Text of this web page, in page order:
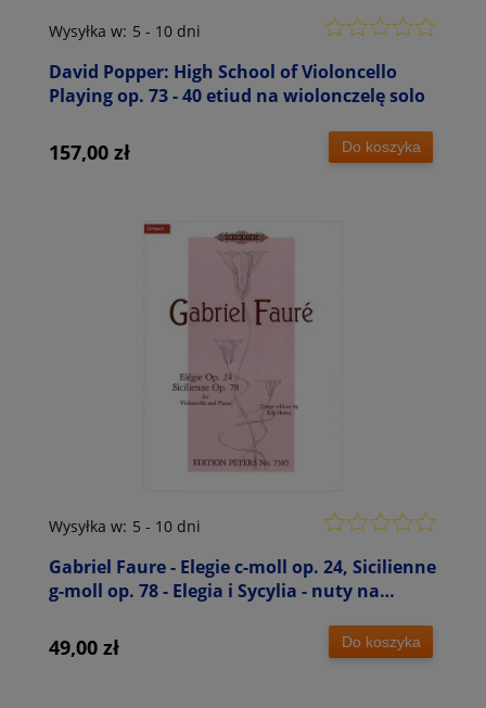
David Popper: High School of Violoncello
Playing op. 73 - 40 etiud na wiolonczelę solo
Wysyłka w: 5 - 10 dni
157,00 zł Do koszyka
Gabriel Faure - Elegie c-moll op. 24, Sicilienne
g-moll op. 78 - Elegia i Sycylia - nuty na
Wysyłka w: 5 - 10 dni
49,00 zł Do koszyka